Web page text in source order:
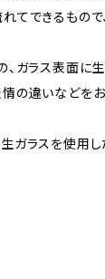
てできるもので
、ガラス表面に
の違いなどをお
ガラスを使用